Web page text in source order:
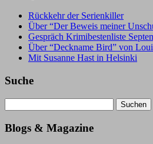
Rückkehr der Serienkiller
Über “Der Beweis meiner
Gespräch Krimibestenliste
Über “Deckname Bird” von
Mit Susanne Hast in Helsinki
Suche
nach:
Blogs & Magazine